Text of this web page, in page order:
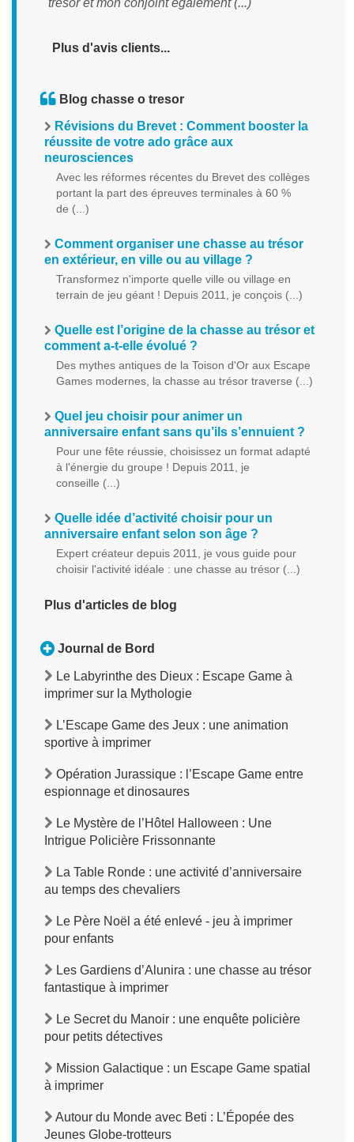
trésor et mon conjoint également (...) "
Plus d'avis clients...
Blog chasse o tresor
Révisions du Brevet : Comment booster la
réussite de votre ado grâce aux
neurosciences
Avec les réformes récentes du Brevet des collèges
portant la part des épreuves terminales à 60 %
de (...)
Comment organiser une chasse au trésor
en extérieur, en ville ou au village ?
Transformez n'importe quelle ville ou village en
terrain de jeu géant ! Depuis 2011, je conçois (...)
Quelle est l’origine de la chasse au trésor et
comment a-t-elle évolué ?
Des mythes antiques de la Toison d'Or aux Escape
Games modernes, la chasse au trésor traverse (...)
Quel jeu choisir pour animer un
anniversaire enfant sans qu’ils s’ennuient ?
Pour une fête réussie, choisissez un format adapté
à l'énergie du groupe ! Depuis 2011, je
conseille (...)
Quelle idée d’activité choisir pour un
anniversaire enfant selon son âge ?
Expert créateur depuis 2011, je vous guide pour
choisir l'activité idéale : une chasse au trésor (...)
Plus d'articles de blog
Journal de Bord
Le Labyrinthe des Dieux : Escape Game à
imprimer sur la Mythologie
L’Escape Game des Jeux : une animation
sportive à imprimer
Opération Jurassique : l’Escape Game entre
espionnage et dinosaures
Le Mystère de l’Hôtel Halloween : Une
Intrigue Policière Frissonnante
La Table Ronde : une activité d’anniversaire
au temps des chevaliers
Le Père Noël a été enlevé - jeu à imprimer
pour enfants
Les Gardiens d’Alunira : une chasse au trésor
fantastique à imprimer
Le Secret du Manoir : une enquête policière
pour petits détectives
Mission Galactique : un Escape Game spatial
à imprimer
Autour du Monde avec Beti : L’Épopée des
Jeunes Globe-trotteurs